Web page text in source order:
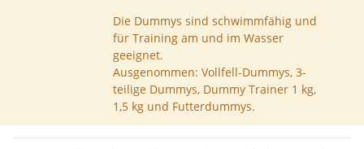
Die Dummys sind schwimmfähig und
für Training am und im Wasser
geeignet.
Ausgenommen: Vollfell-Dummys, 3-
teilige Dummys, Dummy Trainer 1 kg,
1,5 kg und Futterdummys.